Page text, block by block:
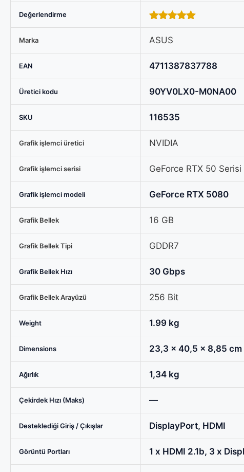
GDDR7
Bit
Kartı
karşılaştırma
Değerlendirme
5.00out of
5
Marka ASUS
EAN 4711387837788
Üretici kodu 90YV0LX0-M0NA00
SKU 116535
Grafik işlemci üretici NVIDIA
Grafik işlemci serisi GeForce RTX 50 Serisi
Grafik işlemci modeli GeForce RTX 5080
Grafik Bellek 16 GB
Grafik Bellek Tipi GDDR7
Grafik Bellek Hızı 30 Gbps
Grafik Bellek Arayüzü 256 Bit
Weight 1.99 kg
Dimensions 23,3 × 40,5 × 8,85 cm
Ağırlık 1,34 kg
Çekirdek Hızı (Maks) —
Desteklediği Giriş / Çıkışlar DisplayPort, HDMI
Görüntü Portları 1 x HDMI 2.1b, 3 x